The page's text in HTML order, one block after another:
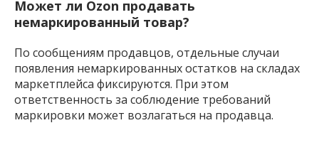
Может ли Ozon продавать
немаркированный товар?
По сообщениям продавцов, отдельные случаи
появления немаркированных остатков на складах
маркетплейса фиксируются. При этом
ответственность за соблюдение требований
маркировки может возлагаться на продавца.